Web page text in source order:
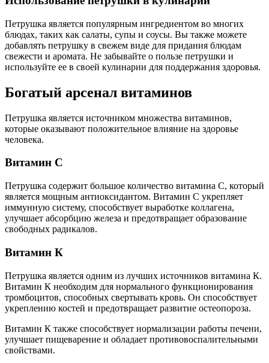
Петрушка является популярным ингредиентом во многих
блюдах, таких как салаты, супы и соусы. Вы также можете
добавлять петрушку в свежем виде для придания блюдам
свежести и аромата. Не забывайте о пользе петрушки и
используйте ее в своей кулинарии для поддержания здоровья.
Богатый арсенал витаминов
Петрушка является источником множества витаминов,
которые оказывают положительное влияние на здоровье
человека.
Витамин С
Петрушка содержит большое количество витамина С, который
является мощным антиоксидантом. Витамин С укрепляет
иммунную систему, способствует выработке коллагена,
улучшает абсорбцию железа и предотвращает образование
свободных радикалов.
Витамин К
Петрушка является одним из лучших источников витамина К.
Витамин К необходим для нормального функционирования
тромбоцитов, способных свертывать кровь. Он способствует
укреплению костей и предотвращает развитие остеопороза.
Витамин К также способствует нормализации работы печени,
улучшает пищеварение и обладает противовоспалительными
свойствами.